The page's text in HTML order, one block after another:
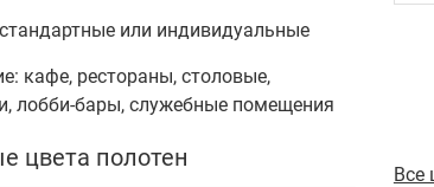
или индивидуальные
кафе, рестораны, столовые,
лобби-бары, служебные помещения
цвета полотен
Все